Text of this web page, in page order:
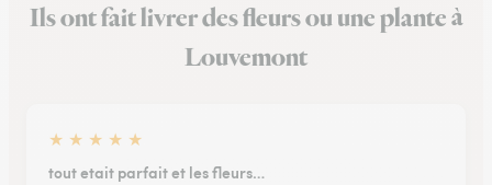
Ils ont fait livrer des fleurs ou une plante à
Louvemont
★ ★ ★ ★ ★
tout etait parfait et les fleurs…